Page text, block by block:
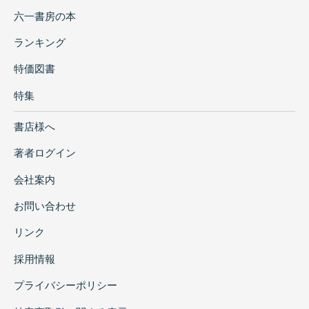
六一書房の本
ランキング
特価図書
特集
書店様へ
著者ログイン
会社案内
お問い合わせ
リンク
採用情報
プライバシーポリシー